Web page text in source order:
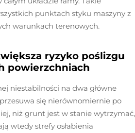
punktach styku maszyny z
warunkach terenowych.
ryzyko poślizgu
powierzchniach
niestabilności na dwa główne
się nierównomiernie po
niż grunt jest w stanie wytrzymać,
wtedy strefy osłabienia